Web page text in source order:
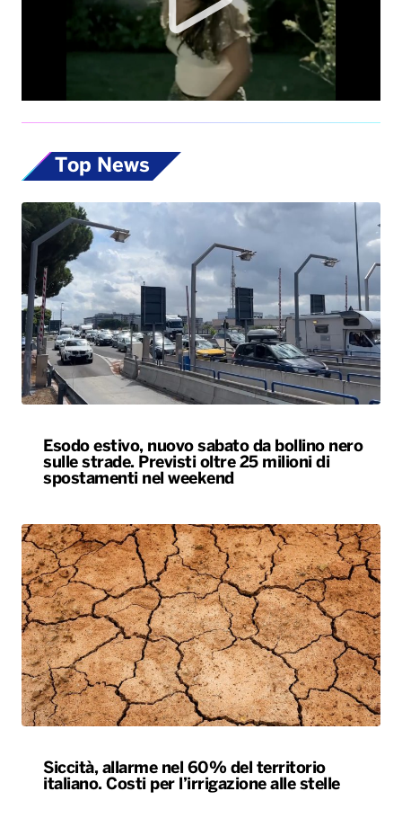
Top News
Esodo estivo, nuovo sabato da bollino nero
sulle strade. Previsti oltre 25 milioni di
spostamenti nel weekend
Siccità, allarme nel 60% del territorio
italiano. Costi per l’irrigazione alle stelle